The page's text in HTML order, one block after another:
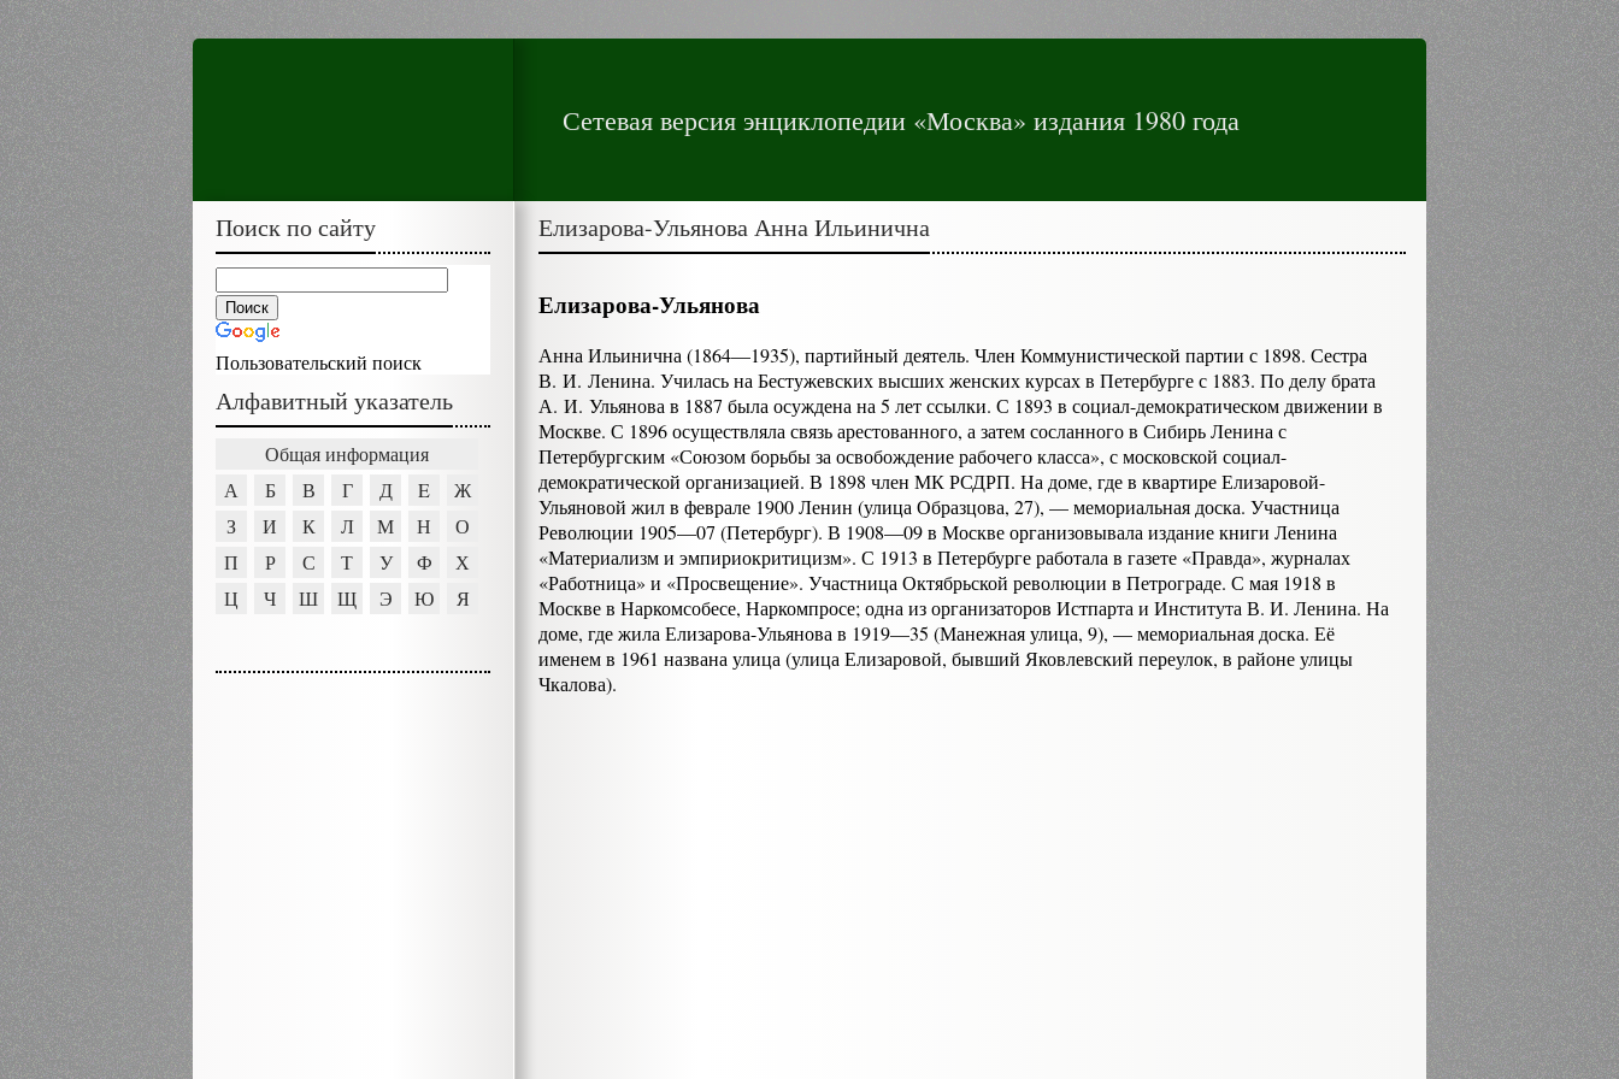
Сетевая версия энциклопедии «Москва» издания 1980 года
Елизарова-Ульянова Анна Ильинична
Елизарова-Ульянова
Анна Ильинична (1864—1935), партийный деятель. Член Коммунистической партии с 1898. Сестра
В. И. Ленина. Училась на Бестужевских высших женских курсах в Петербурге с 1883. По делу брата
А. И. Ульянова в 1887 была осуждена на 5 лет ссылки. С 1893 в социал-демократическом движении в
Москве. С 1896 осуществля­ла связь арестованного, а затем сослан­ного в Сибирь Ленина с
Петербургским «Союзом борьбы за освобождение рабочего класса», с московской социал-
демократической организацией. В 1898 член МК РСДРП. На доме, где в квартире Елизаровой-
Ульяновой жил в феврале 1900 Ленин (улица Образ­цова, 27), — мемориальная доска. Участница
Революции 1905—07 (Петербург). В 1908—09 в Москве организовывала издание книги Ленина
«Материализм и эмпириокритицизм». С 1913 в Петербурге работала в газете «Правда», журналах
«Работница» и «Просве­щение». Участница Октябрьской революции в Петрограде. С мая 1918 в
Москве в Наркомсобесе, Наркомпросе; одна из организато­ров Истпарта и Института В. И. Ленина. На
доме, где жила Елизарова-Ульянова в 1919—35 (Манеж­ная улица, 9), — мемориальная доска. Её
именем в 1961 названа улица (улица Елизаровой, бывший Яковлевский переулок, в районе улицы
Чкалова).
Поиск по сайту
Пользовательский поиск
Алфавитный указатель
Общая информация
А
Б В Г Д E
Ж
З
И К Л М Н
О
П
Р С Т У Ф
Х
Ц
Ч Ш Щ Э Ю Я